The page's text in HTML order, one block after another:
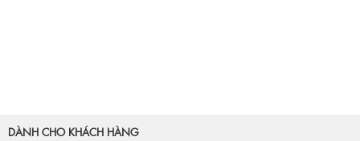
DÀNH CHO KHÁCH HÀNG